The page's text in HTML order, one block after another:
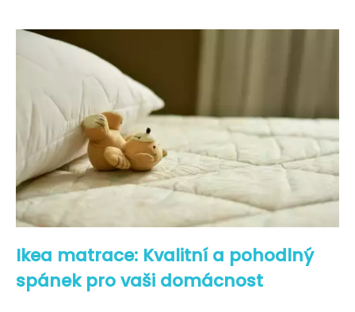
Ikea matrace: Kvalitní a pohodlný
spánek pro vaši domácnost